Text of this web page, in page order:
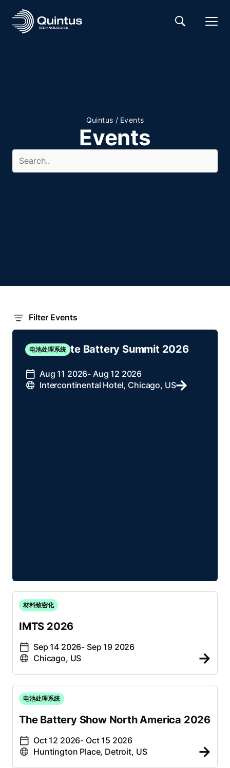
Quintus / Events
Events
Filter Events
电池处理系统
Solid-State Battery Summit 2026
Aug 11 2026- Aug 12 2026
Intercontinental Hotel, Chicago, US
材料致密化
IMTS 2026
Sep 14 2026- Sep 19 2026
Chicago, US
电池处理系统
The Battery Show North America 2026
Oct 12 2026- Oct 15 2026
Huntington Place, Detroit, US